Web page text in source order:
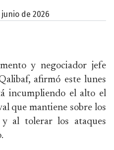
junio de 2026
y negociador jefe
afirmó este lunes
incumpliendo el alto el
que mantiene sobre los
al tolerar los ataques